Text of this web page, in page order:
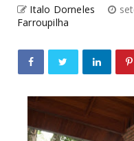
Italo Dorneles
Farroupilha